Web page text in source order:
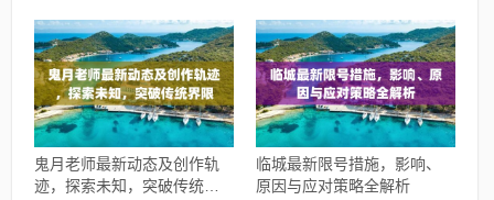
鬼月老师最新动态及创作轨
迹，探索未知，突破传统界
临城最新限号措施，影响、
原因与应对策略全解析